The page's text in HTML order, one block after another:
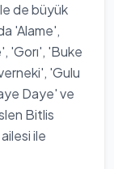
de büyük
'Alame',
'Gorı', 'Buke
'Gulu
Daye' ve
Bitlis
ile